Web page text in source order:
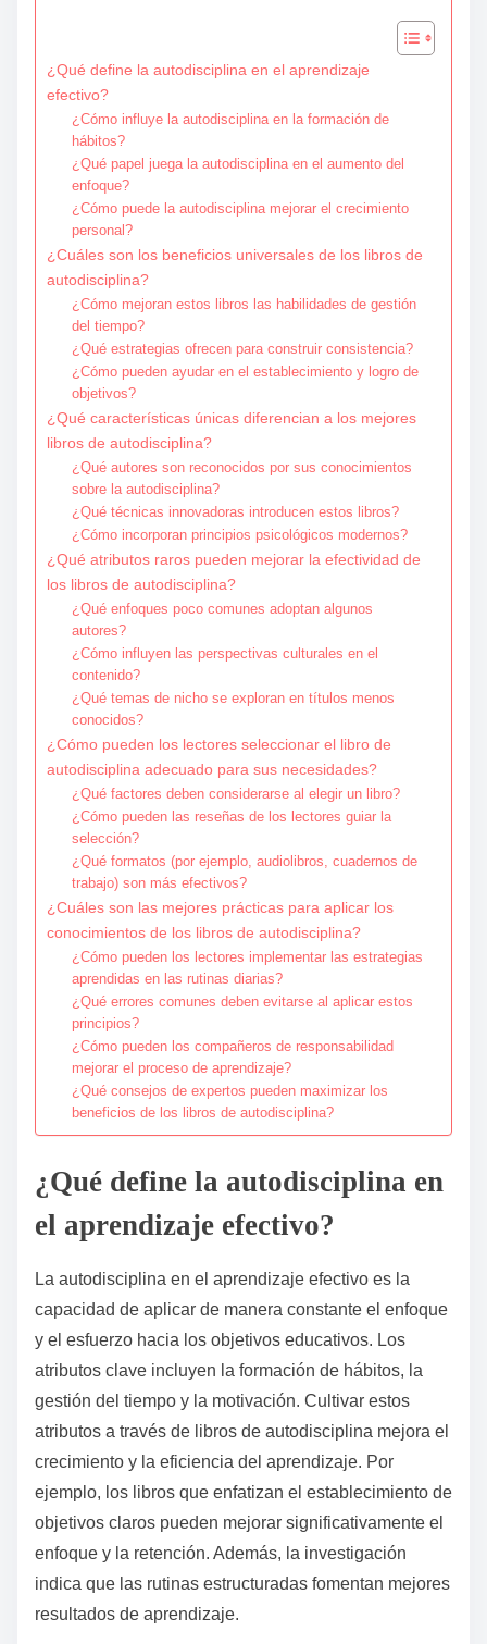
¿Qué define la autodisciplina en el aprendizaje
efectivo?
¿Cómo influye la autodisciplina en la formación de
hábitos?
¿Qué papel juega la autodisciplina en el aumento del
enfoque?
¿Cómo puede la autodisciplina mejorar el crecimiento
personal?
¿Cuáles son los beneficios universales de los libros de
autodisciplina?
¿Cómo mejoran estos libros las habilidades de gestión
del tiempo?
¿Qué estrategias ofrecen para construir consistencia?
¿Cómo pueden ayudar en el establecimiento y logro de
objetivos?
¿Qué características únicas diferencian a los mejores
libros de autodisciplina?
¿Qué autores son reconocidos por sus conocimientos
sobre la autodisciplina?
¿Qué técnicas innovadoras introducen estos libros?
¿Cómo incorporan principios psicológicos modernos?
¿Qué atributos raros pueden mejorar la efectividad de
los libros de autodisciplina?
¿Qué enfoques poco comunes adoptan algunos
autores?
¿Cómo influyen las perspectivas culturales en el
contenido?
¿Qué temas de nicho se exploran en títulos menos
conocidos?
¿Cómo pueden los lectores seleccionar el libro de
autodisciplina adecuado para sus necesidades?
¿Qué factores deben considerarse al elegir un libro?
¿Cómo pueden las reseñas de los lectores guiar la
selección?
¿Qué formatos (por ejemplo, audiolibros, cuadernos de
trabajo) son más efectivos?
¿Cuáles son las mejores prácticas para aplicar los
conocimientos de los libros de autodisciplina?
¿Cómo pueden los lectores implementar las estrategias
aprendidas en las rutinas diarias?
¿Qué errores comunes deben evitarse al aplicar estos
principios?
¿Cómo pueden los compañeros de responsabilidad
mejorar el proceso de aprendizaje?
¿Qué consejos de expertos pueden maximizar los
beneficios de los libros de autodisciplina?
¿Qué define la autodisciplina en
el aprendizaje efectivo?
La autodisciplina en el aprendizaje efectivo es la
capacidad de aplicar de manera constante el enfoque
y el esfuerzo hacia los objetivos educativos. Los
atributos clave incluyen la formación de hábitos, la
gestión del tiempo y la motivación. Cultivar estos
atributos a través de libros de autodisciplina mejora el
crecimiento y la eficiencia del aprendizaje. Por
ejemplo, los libros que enfatizan el establecimiento de
objetivos claros pueden mejorar significativamente el
enfoque y la retención. Además, la investigación
indica que las rutinas estructuradas fomentan mejores
resultados de aprendizaje.